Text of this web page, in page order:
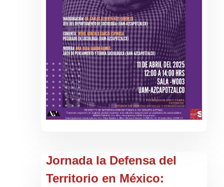
Jornada la Defensa del
Territorio en México: